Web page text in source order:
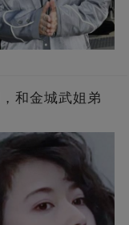
和金城武姐弟